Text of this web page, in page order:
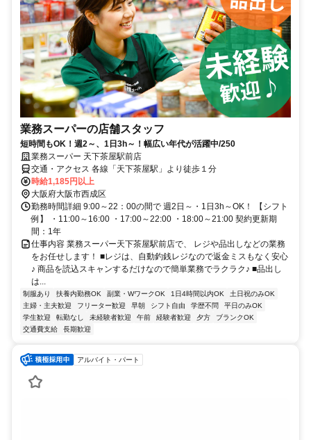
業務スーパーの店舗スタッフ
短時間もOK！週2～、1日3h～！幅広い年代が活躍中/250
業務スーパー 天下茶屋駅前店
交通・アクセス 各線「天下茶屋駅」より徒歩１分
時給1,185円以上
大阪府大阪市西成区
勤務時間詳細 9:00～22：00の間で 週2日～・1日3h～OK！ 【シフト
例】 ・11:00～16:00 ・17:00～22:00 ・18:00～21:00 契約更新期
間：1年
仕事内容 業務スーパー天下茶屋駅前店で、 レジや品出しなどの業務
をお任せします！ ■レジは、自動釣銭レジなので返金ミスもなく安心
♪ 商品を読込スキャンするだけなので簡単業務でラクラク♪ ■品出し
は...
制服あり 扶養内勤務OK 副業・WワークOK 1日4時間以内OK
土日祝のみOK
主婦・主夫歓迎
フリーター歓迎 早朝 シフト自由 学歴不問
平日のみOK
学生歓迎
転勤なし 未経験者歓迎 午前 経験者歓迎 夕方
ブランクOK
交通費支給
長期歓迎
アルバイト・パート